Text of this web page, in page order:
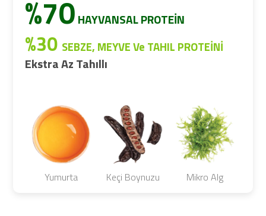
%70 HAYVANSAL PROTEİN
%30 SEBZE, MEYVE Ve TAHIL PROTEİNİ
Ekstra Az Tahıllı
Yumurta Keçi Boynuzu Mikro Alg